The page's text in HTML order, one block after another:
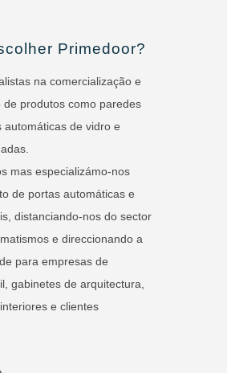
Primedoor?
na comercialização e
de produtos como paredes
automáticas de vidro e
mas especializámo-nos
de portas automáticas e
distanciando-nos do sector
e direccionando a
para empresas de
gabinetes de arquitectura,
e clientes